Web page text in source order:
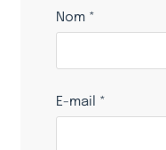
Nom *
E-mail *